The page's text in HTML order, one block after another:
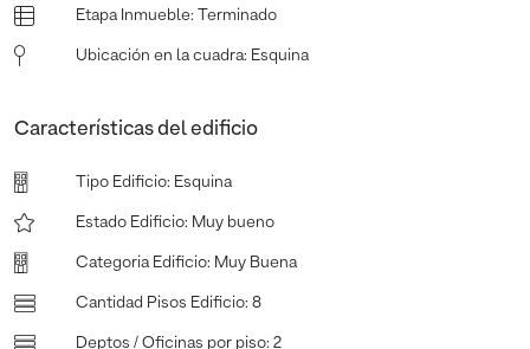
Etapa Inmueble: Terminado
Ubicación en la cuadra: Esquina
Características del edificio
Tipo Edificio: Esquina
Estado Edificio: Muy bueno
Categoria Edificio: Muy Buena
Cantidad Pisos Edificio: 8
Deptos / Oficinas por piso: 2